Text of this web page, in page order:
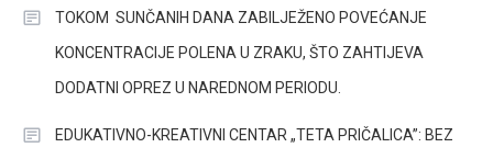
TOKOM SUNČANIH DANA ZABILJEŽENO POVEĆANJE
KONCENTRACIJE POLENA U ZRAKU, ŠTO ZAHTIJEVA
DODATNI OPREZ U NAREDNOM PERIODU.
EDUKATIVNO-KREATIVNI CENTAR „TETA PRIČALICA”: BEZ